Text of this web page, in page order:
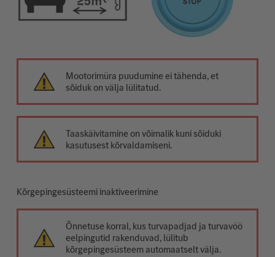
Mootorimüra puudumine ei tähenda, et
sõiduk on välja lülitatud.
Taaskäivitamine on võimalik kuni sõiduki
kasutusest kõrvaldamiseni.
Kõrgepingesüsteemi inaktiveerimine
Õnnetuse korral, kus turvapadjad ja turvavöö
eelpingutid rakenduvad, lülitub
kõrgepingesüsteem automaatselt välja.